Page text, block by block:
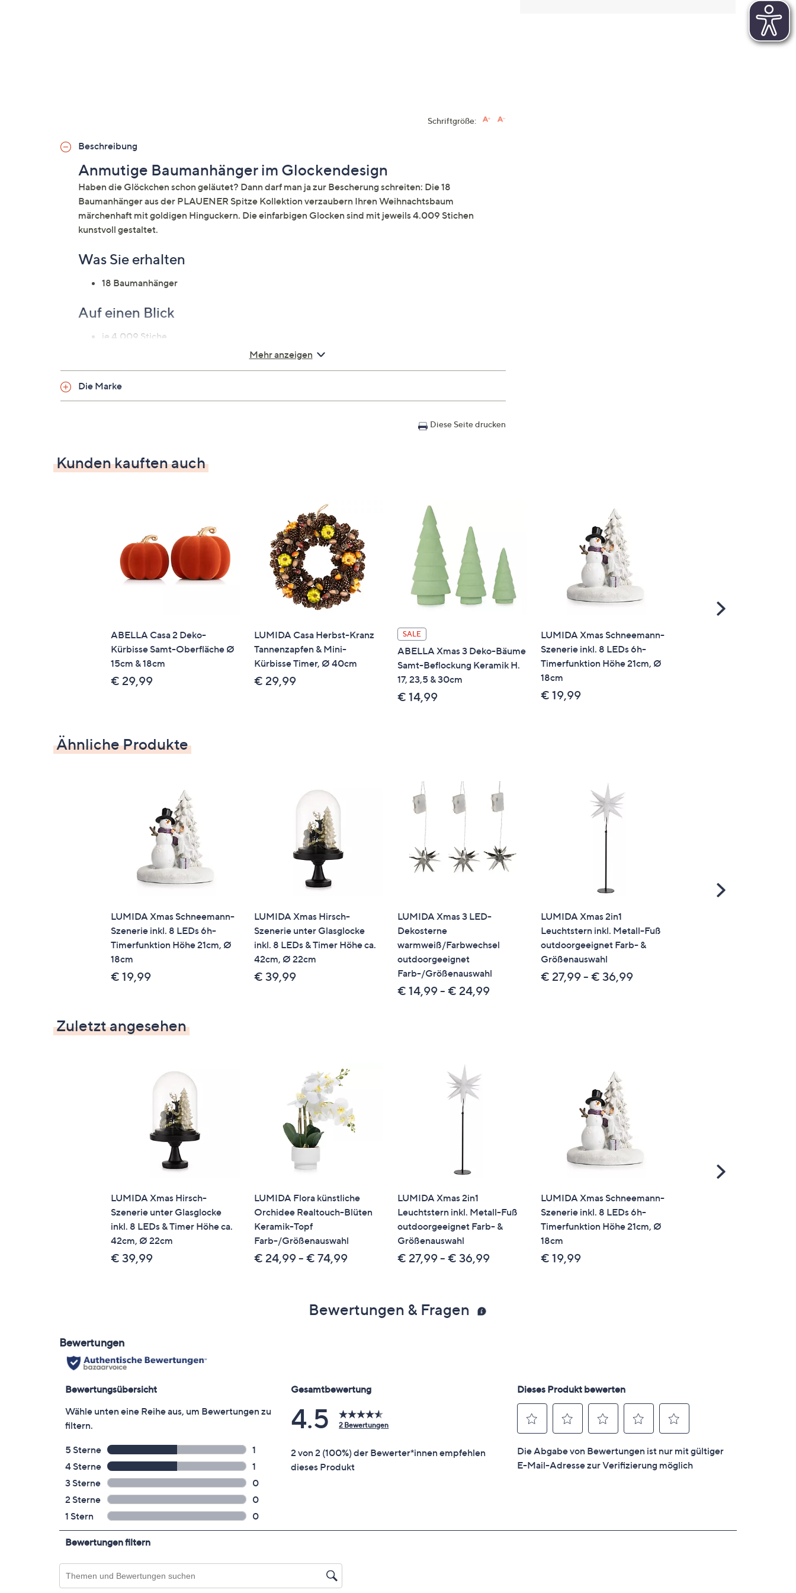
Schriftgröße:
Beschreibung
Anmutige Baumanhänger im Glockendesign
Haben die Glöckchen schon geläutet? Dann darf man ja zur Bescherung schreiten: Die 18
Baumanhänger aus der PLAUENER Spitze Kollektion verzaubern Ihren Weihnachtsbaum
märchenhaft mit goldigen Hinguckern. Die einfarbigen Glocken sind mit jeweils 4.009 Stichen
kunstvoll gestaltet.
Was Sie erhalten
18 Baumanhänger
Auf einen Blick
je 4.009 Stiche
Material
Maschinenwäsche
Mehr anzeigen
Die Marke
Diese Seite drucken
Kunden kauften auch
ABELLA Casa 2 Deko-
Kürbisse Samt-Oberfläche Ø
15cm & 18cm
€ 29,99
LUMIDA Casa Herbst-Kranz
Tannenzapfen & Mini-
Kürbisse Timer, Ø 40cm
€ 29,99
SALE
ABELLA Xmas 3 Deko-Bäume
Samt-Beflockung Keramik H.
17, 23,5 & 30cm
€ 14,99
LUMIDA Xmas Schneemann-
Szenerie inkl. 8 LEDs 6h-
Timerfunktion Höhe 21cm, Ø
18cm
€ 19,99
Scroll
Ähnliche Produkte
LUMIDA Xmas Schneemann-
Szenerie inkl. 8 LEDs 6h-
Timerfunktion Höhe 21cm, Ø
18cm
€ 19,99
LUMIDA Xmas Hirsch-
Szenerie unter Glasglocke
inkl. 8 LEDs & Timer Höhe ca.
42cm, Ø 22cm
€ 39,99
LUMIDA Xmas 3 LED-
Dekosterne
warmweiß/Farbwechsel
outdoorgeeignet
Farb-/Größenauswahl
€ 14,99 - € 24,99
LUMIDA Xmas 2in1
Leuchtstern inkl. Metall-Fuß
outdoorgeeignet Farb- &
Größenauswahl
€ 27,99 - € 36,99
Scroll
Zuletzt angesehen
LUMIDA Xmas Hirsch-
Szenerie unter Glasglocke
inkl. 8 LEDs & Timer Höhe ca.
42cm, Ø 22cm
€ 39,99
LUMIDA Flora künstliche
Orchidee Realtouch-Blüten
Keramik-Topf
Farb-/Größenauswahl
€ 24,99 - € 74,99
LUMIDA Xmas 2in1
Leuchtstern inkl. Metall-Fuß
outdoorgeeignet Farb- &
Größenauswahl
€ 27,99 - € 36,99
LUMIDA Xmas Schneemann-
Szenerie inkl. 8 LEDs 6h-
Timerfunktion Höhe 21cm, Ø
18cm
€ 19,99
Scroll
Bewertungen & Fragen